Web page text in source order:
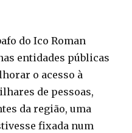
do Ico Roman
entidades públicas
o acesso à
de pessoas,
da região, uma
fixada num